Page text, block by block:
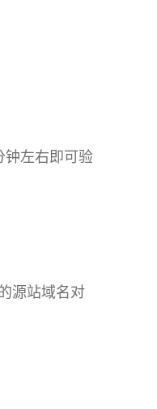
钟左右即可验
源站域名对